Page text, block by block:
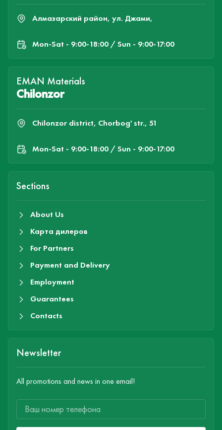
Алмазарский район, ул. Джами,
Mon-Sat - 9:00-18:00 / Sun - 9:00-17:00
EMAN Materials
Chilonzor
Chilonzor district, Chorbog' str., 51
Mon-Sat - 9:00-18:00 / Sun - 9:00-17:00
Sections
About Us
Карта дилеров
For Partners
Payment and Delivery
Employment
Guarantees
Contacts
Newsletter
All promotions and news in one email!